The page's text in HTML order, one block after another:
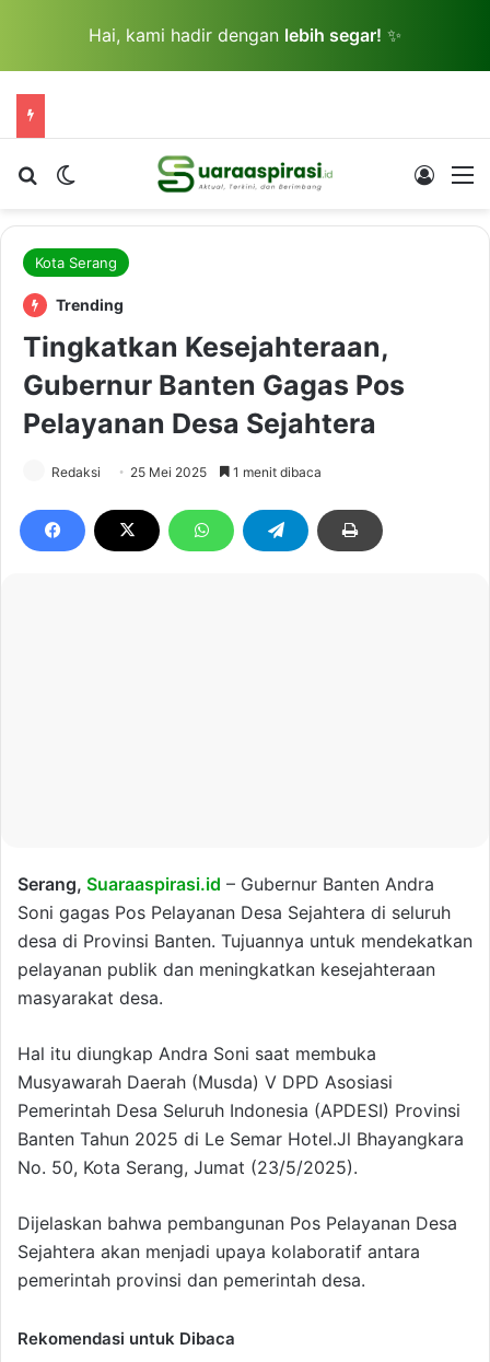
Hai, kami hadir dengan lebih segar! ✨
Cari berita...Switch skin Log In
Kota Serang
Trending
Tingkatkan Kesejahteraan,
Gubernur Banten Gagas Pos
Pelayanan Desa Sejahtera
Redaksi 25 Mei 2025 1 menit dibaca
Serang, Suaraaspirasi.id – Gubernur Banten Andra
Soni gagas Pos Pelayanan Desa Sejahtera di seluruh
desa di Provinsi Banten. Tujuannya untuk mendekatkan
pelayanan publik dan meningkatkan kesejahteraan
masyarakat desa.
Hal itu diungkap Andra Soni saat membuka
Musyawarah Daerah (Musda) V DPD Asosiasi
Pemerintah Desa Seluruh Indonesia (APDESI) Provinsi
Banten Tahun 2025 di Le Semar Hotel.Jl Bhayangkara
No. 50, Kota Serang, Jumat (23/5/2025).
Dijelaskan bahwa pembangunan Pos Pelayanan Desa
Sejahtera akan menjadi upaya kolaboratif antara
pemerintah provinsi dan pemerintah desa.
Rekomendasi untuk Dibaca